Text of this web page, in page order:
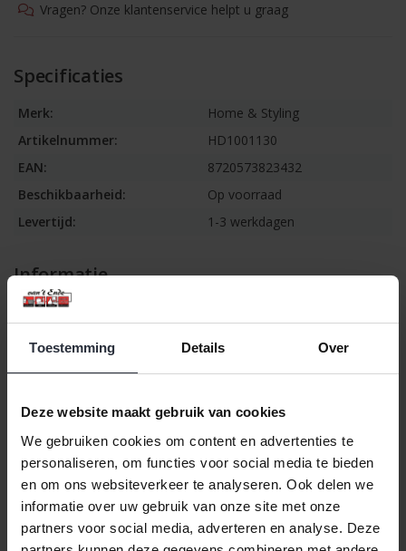
Toestemming Details Over
Deze website maakt gebruik van cookies
We gebruiken cookies om content en advertenties te
personaliseren, om functies voor social media te bieden
en om ons websiteverkeer te analyseren. Ook delen we
informatie over uw gebruik van onze site met onze
partners voor social media, adverteren en analyse. Deze
Vragen? Onze klantenservice helpt u graag
Specificaties
Merk:
Home & Styling
Artikelnummer:
HD1001130
EAN:
8720573823432
Beschikbaarheid:
Op voorraad
Levertijd:
1-3 werkdagen
Informatie
Handdoek 50x100cm army/groen
Deze handdoek is ideaal om te gebruiken voor thuis of op
en heeft een handige ophanglus, hierdoor kunt u de handdoek
gemakkelijk ophangen. De handdoek is te wassen op 60 graden
en is geschikt om in de droger te doen. De afmeting is
50x100cm